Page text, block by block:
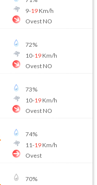
9-19Km/h
Ovest NO
72%
10-19Km/h
Ovest NO
73%
10-19Km/h
Ovest NO
74%
11-19Km/h
Ovest
70%